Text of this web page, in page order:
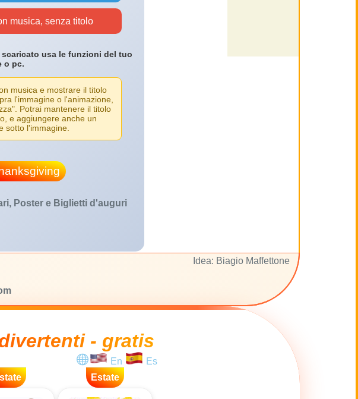
musica, senza titolo
usa le funzioni del tuo
o pc.
musica e mostrare il titolo
l'immagine o l'animazione,
Potrai mantenere il titolo
e aggiungere anche un
sotto l'immagine.
Poster e Biglietti d'auguri
Idea: Biagio Maffettone
- gratis
En
Es
Estate